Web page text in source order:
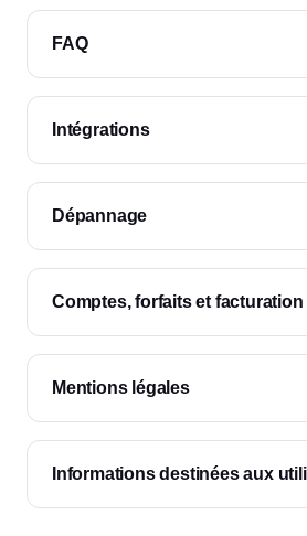
FAQ
Intégrations
Dépannage
Comptes, forfaits et facturation
Mentions légales
Informations destinées aux